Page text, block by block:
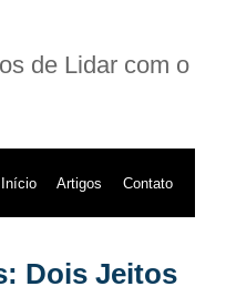
de Lidar com o
Início Artigos Contato
Dois Jeitos